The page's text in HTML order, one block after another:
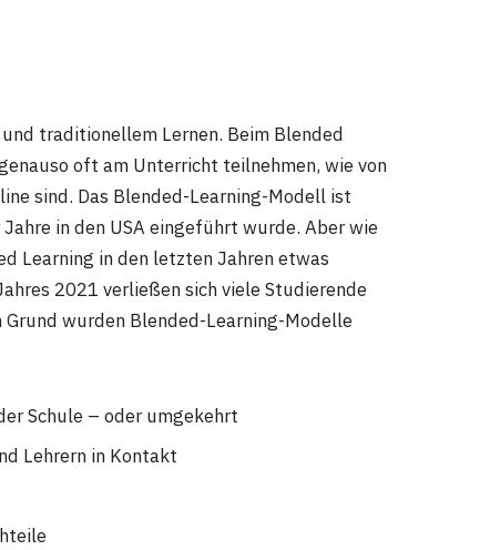
traditionellem Lernen. Beim Blended
oft am Unterricht teilnehmen, wie von
sind. Das Blended-Learning-Modell ist
in den USA eingeführt wurde. Aber wie
Learning in den letzten Jahren etwas
2021 verließen sich viele Studierende
wurden Blended-Learning-Modelle
Schule – oder umgekehrt
Lehrern in Kontakt